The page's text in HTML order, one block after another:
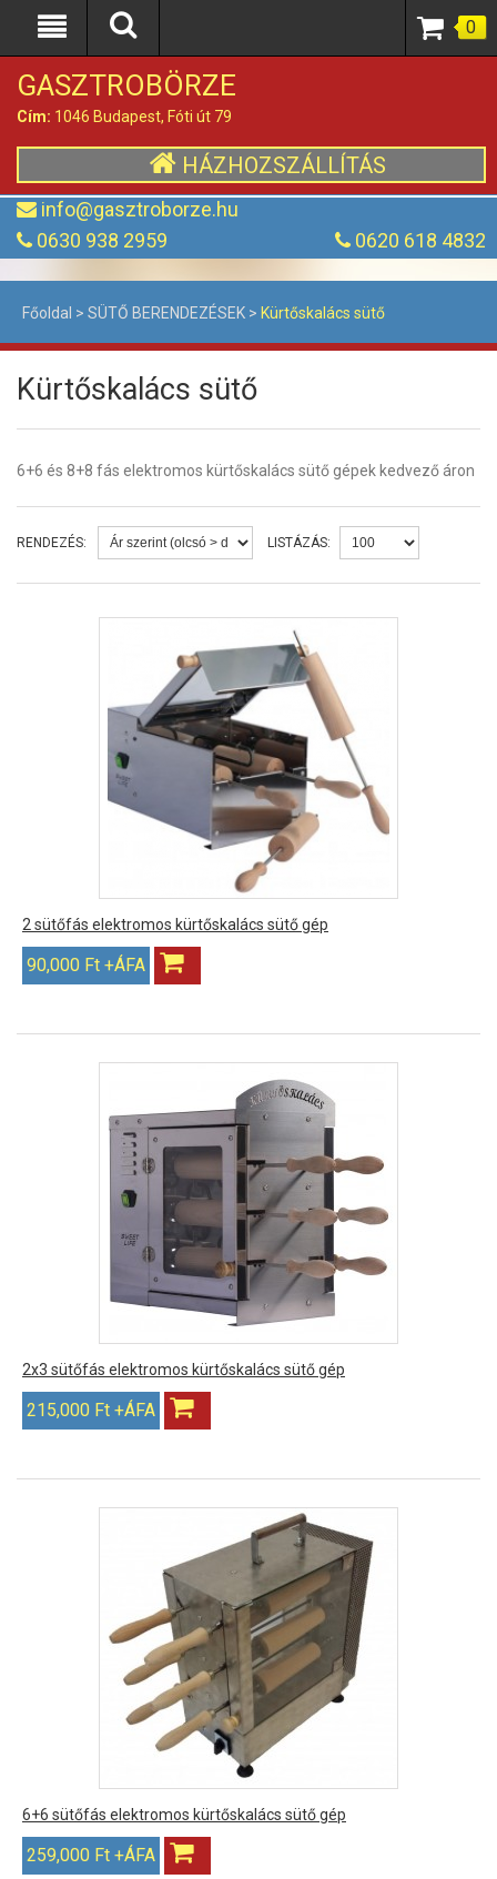
GASZTROBÖRZE
Cím: 1046 Budapest, Fóti út 79
HÁZHOZSZÁLLÍTÁS
info@gasztroborze.hu
0630 938 2959
0620 618 4832
0
Főoldal > SÜTŐ BERENDEZÉSEK > Kürtőskalács sütő
Kürtőskalács sütő
6+6 és 8+8 fás elektromos kürtőskalács sütő gépek kedvező áron
RENDEZÉS: LISTÁZÁS:
2 sütőfás elektromos kürtőskalács sütő gép
90,000 Ft +ÁFA
2x3 sütőfás elektromos kürtőskalács sütő gép
215,000 Ft +ÁFA
6+6 sütőfás elektromos kürtőskalács sütő gép
259,000 Ft +ÁFA